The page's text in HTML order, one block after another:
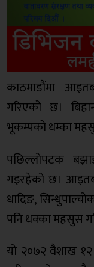
काठमाडौंमा
गरिएको छ।
भूकम्पको धम्का
पछिल्लोपटक
गइरहेको छ।
धादिङ,
पनि धक्का महसुस
यो २०७२ वैशाख १२